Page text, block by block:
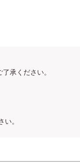
承ください。
。